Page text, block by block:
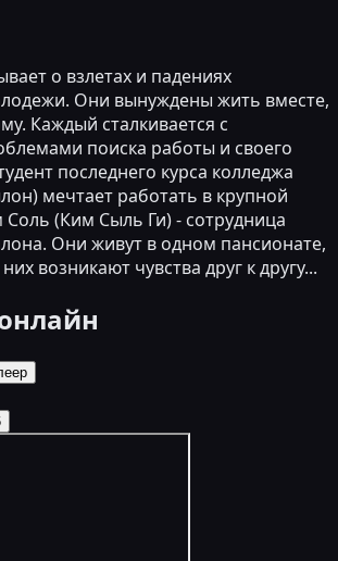
о взлетах и падениях
Они вынуждены жить вместе,
Каждый сталкивается с
поиска работы и своего
последнего курса колледжа
мечтает работать в крупной
(Ким Сыль Ги) - сотрудница
Они живут в одном пансионате,
возникают чувства друг к другу...